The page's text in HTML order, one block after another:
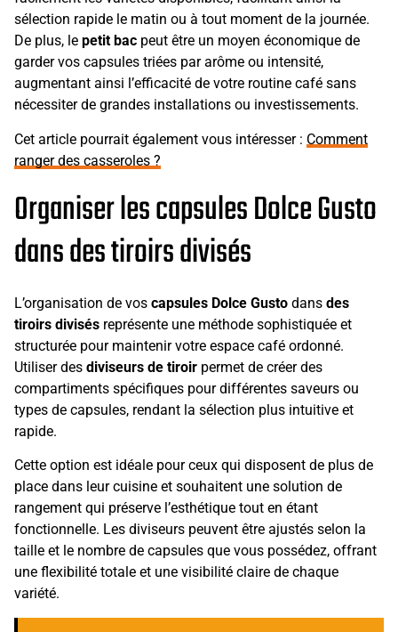
sélection rapide le matin ou à tout moment de la journée.
De plus, le petit bac peut être un moyen économique de
garder vos capsules triées par arôme ou intensité,
augmentant ainsi l’efficacité de votre routine café sans
nécessiter de grandes installations ou investissements.
Cet article pourrait également vous intéresser : Comment
ranger des casseroles ?
Organiser les capsules Dolce Gusto
dans des tiroirs divisés
L’organisation de vos capsules Dolce Gusto dans des
tiroirs divisés représente une méthode sophistiquée et
structurée pour maintenir votre espace café ordonné.
Utiliser des diviseurs de tiroir permet de créer des
compartiments spécifiques pour différentes saveurs ou
types de capsules, rendant la sélection plus intuitive et
rapide.
Cette option est idéale pour ceux qui disposent de plus de
place dans leur cuisine et souhaitent une solution de
rangement qui préserve l’esthétique tout en étant
fonctionnelle. Les diviseurs peuvent être ajustés selon la
taille et le nombre de capsules que vous possédez, offrant
une flexibilité totale et une visibilité claire de chaque
variété.